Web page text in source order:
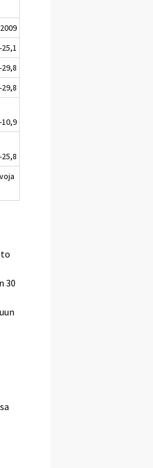
-25,1
-29,8
-29,8
-10,9
-25,8
30